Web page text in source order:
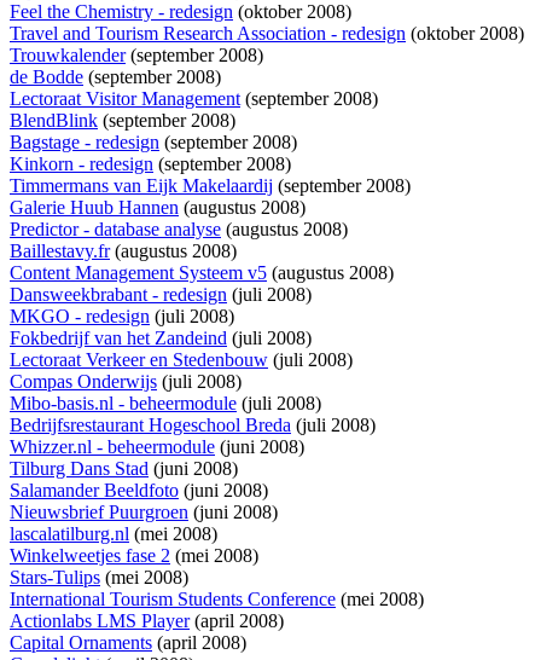
Feel the Chemistry - redesign (oktober 2008)
Travel and Tourism Research Association - redesign (oktober 2008)
Trouwkalender(september 2008)
de Bodde (september 2008)
Lectoraat Visitor Management(september 2008)
BlendBlink (september 2008)
Bagstage - redesign (september 2008)
Kinkorn - redesign (september 2008)
Timmermans van Eijk Makelaardij (september 2008)
Galerie Huub Hannen (augustus 2008)
Predictor - database analyse (augustus 2008)
Baillestavy.fr(augustus 2008)
Content Management Systeem v5 (augustus 2008)
Dansweekbrabant - redesign (juli 2008)
MKGO - redesign (juli 2008)
Fokbedrijf van het Zandeind (juli 2008)
Lectoraat Verkeer en Stedenbouw (juli 2008)
Compas Onderwijs (juli 2008)
Mibo-basis.nl - beheermodule (juli 2008)
Bedrijfsrestaurant Hogeschool Breda (juli 2008)
Whizzer.nl - beheermodule (juni 2008)
Tilburg Dans Stad (juni 2008)
Salamander Beeldfoto (juni 2008)
Nieuwsbrief Puurgroen (juni 2008)
lascalatilburg.nl (mei 2008)
Winkelweetjes fase 2 (mei 2008)
Stars-Tulips (mei 2008)
International Tourism Students Conference (mei 2008)
Actionlabs LMS Player(april 2008)
Capital Ornaments (april 2008)